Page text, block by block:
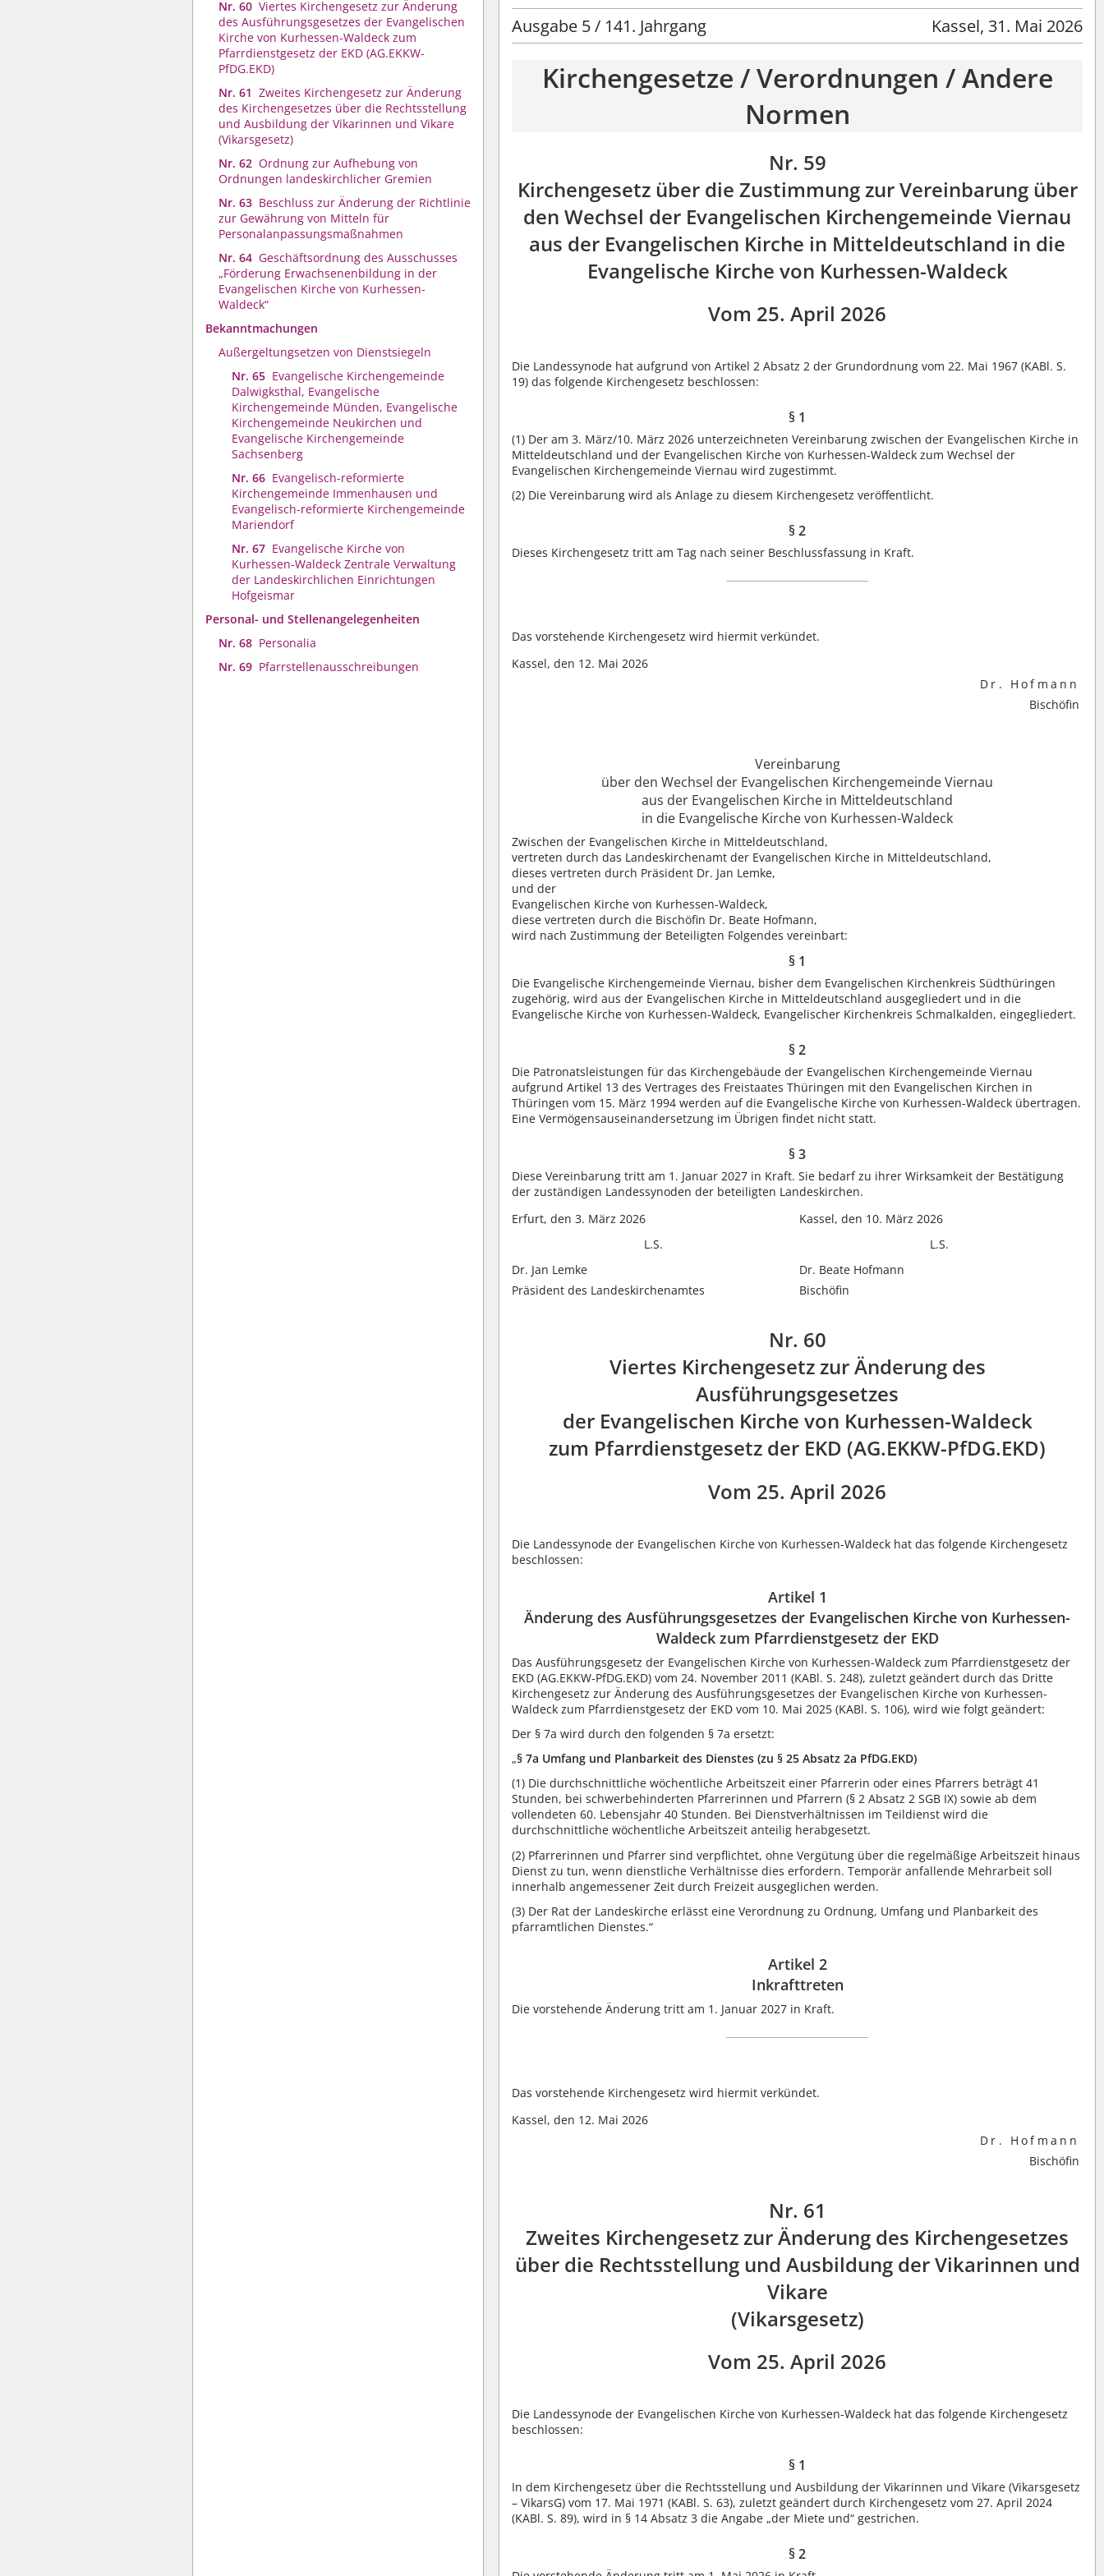
Nr. 60 Viertes Kirchengesetz zur Änderung
des Ausführungsgesetzes der Evangelischen
Kirche von Kurhessen-Waldeck zum
Pfarrdienstgesetz der EKD (AG.EKKW-
PfDG.EKD)
Nr. 61 Zweites Kirchengesetz zur Änderung
des Kirchengesetzes über die Rechtsstellung
und Ausbildung der Vikarinnen und Vikare
(Vikarsgesetz)
Nr. 62 Ordnung zur Aufhebung von
Ordnungen landeskirchlicher Gremien
Nr. 63 Beschluss zur Änderung der Richtlinie
zur Gewährung von Mitteln für
Personalanpassungsmaßnahmen
Nr. 64 Geschäftsordnung des Ausschusses
„Förderung Erwachsenenbildung in der
Evangelischen Kirche von Kurhessen-
Waldeck“
Bekanntmachungen
Außergeltungsetzen von Dienstsiegeln
Nr. 65 Evangelische Kirchengemeinde
Dalwigksthal, Evangelische
Kirchengemeinde Münden, Evangelische
Kirchengemeinde Neukirchen und
Evangelische Kirchengemeinde
Sachsenberg
Nr. 66 Evangelisch-reformierte
Kirchengemeinde Immenhausen und
Evangelisch-reformierte Kirchengemeinde
Mariendorf
Nr. 67 Evangelische Kirche von
Kurhessen-Waldeck Zentrale Verwaltung
der Landeskirchlichen Einrichtungen
Hofgeismar
Personal- und Stellenangelegenheiten
Nr. 68 Personalia
Nr. 69 Pfarrstellenausschreibungen
Ausgabe 5 / 141. Jahrgang Kassel, 31. Mai 2026
Kirchengesetze / Verordnungen / Andere
Normen
Nr. 59
Kirchengesetz über die Zustimmung zur Vereinbarung über
den Wechsel der Evangelischen Kirchengemeinde Viernau
aus der Evangelischen Kirche in Mitteldeutschland in die
Evangelische Kirche von Kurhessen-Waldeck
Vom 25. April 2026
Die Landessynode hat aufgrund von Artikel 2 Absatz 2 der Grundordnung vom 22. Mai 1967 (KABl. S.
19) das folgende Kirchengesetz beschlossen:
§ 1
(1) Der am 3. März/10. März 2026 unterzeichneten Vereinbarung zwischen der Evangelischen Kirche in
Mitteldeutschland und der Evangelischen Kirche von Kurhessen-Waldeck zum Wechsel der
Evangelischen Kirchengemeinde Viernau wird zugestimmt.
(2) Die Vereinbarung wird als Anlage zu diesem Kirchengesetz veröffentlicht.
§ 2
Dieses Kirchengesetz tritt am Tag nach seiner Beschlussfassung in Kraft.
Das vorstehende Kirchengesetz wird hiermit verkündet.
Kassel, den 12. Mai 2026
Dr. Hofmann
Bischöfin
Vereinbarung
über den Wechsel der Evangelischen Kirchengemeinde Viernau
aus der Evangelischen Kirche in Mitteldeutschland
in die Evangelische Kirche von Kurhessen-Waldeck
Zwischen der Evangelischen Kirche in Mitteldeutschland,
vertreten durch das Landeskirchenamt der Evangelischen Kirche in Mitteldeutschland,
dieses vertreten durch Präsident Dr. Jan Lemke,
und der
Evangelischen Kirche von Kurhessen-Waldeck,
diese vertreten durch die Bischöfin Dr. Beate Hofmann,
wird nach Zustimmung der Beteiligten Folgendes vereinbart:
§ 1
Die Evangelische Kirchengemeinde Viernau, bisher dem Evangelischen Kirchenkreis Südthüringen
zugehörig, wird aus der Evangelischen Kirche in Mitteldeutschland ausgegliedert und in die
Evangelische Kirche von Kurhessen-Waldeck, Evangelischer Kirchenkreis Schmalkalden, eingegliedert.
§ 2
Die Patronatsleistungen für das Kirchengebäude der Evangelischen Kirchengemeinde Viernau
aufgrund Artikel 13 des Vertrages des Freistaates Thüringen mit den Evangelischen Kirchen in
Thüringen vom 15. März 1994 werden auf die Evangelische Kirche von Kurhessen-Waldeck übertragen.
Eine Vermögensauseinandersetzung im Übrigen findet nicht statt.
§ 3
Diese Vereinbarung tritt am 1. Januar 2027 in Kraft. Sie bedarf zu ihrer Wirksamkeit der Bestätigung
der zuständigen Landessynoden der beteiligten Landeskirchen.
Erfurt, den 3. März 2026
Kassel, den 10. März 2026
L.S.
L.S.
Dr. Jan Lemke
Dr. Beate Hofmann
Präsident des Landeskirchenamtes
Bischöfin
Nr. 60
Viertes Kirchengesetz zur Änderung des
Ausführungsgesetzes
der Evangelischen Kirche von Kurhessen-Waldeck
zum Pfarrdienstgesetz der EKD (AG.EKKW-PfDG.EKD)
Vom 25. April 2026
Die Landessynode der Evangelischen Kirche von Kurhessen-Waldeck hat das folgende Kirchengesetz
beschlossen:
Artikel 1
Änderung des Ausführungsgesetzes der Evangelischen Kirche von Kurhessen-
Waldeck zum Pfarrdienstgesetz der EKD
Das Ausführungsgesetz der Evangelischen Kirche von Kurhessen-Waldeck zum Pfarrdienstgesetz der
EKD (AG.EKKW-PfDG.EKD) vom 24. November 2011 (KABl. S. 248), zuletzt geändert durch das Dritte
Kirchengesetz zur Änderung des Ausführungsgesetzes der Evangelischen Kirche von Kurhessen-
Waldeck zum Pfarrdienstgesetz der EKD vom 10. Mai 2025 (KABl. S. 106), wird wie folgt geändert:
Der § 7a wird durch den folgenden § 7a ersetzt:
„§ 7a Umfang und Planbarkeit des Dienstes (zu § 25 Absatz 2a PfDG.EKD)
(1) Die durchschnittliche wöchentliche Arbeitszeit einer Pfarrerin oder eines Pfarrers beträgt 41
Stunden, bei schwerbehinderten Pfarrerinnen und Pfarrern (§ 2 Absatz 2 SGB IX) sowie ab dem
vollendeten 60. Lebensjahr 40 Stunden. Bei Dienstverhältnissen im Teildienst wird die
durchschnittliche wöchentliche Arbeitszeit anteilig herabgesetzt.
(2) Pfarrerinnen und Pfarrer sind verpflichtet, ohne Vergütung über die regelmäßige Arbeitszeit hinaus
Dienst zu tun, wenn dienstliche Verhältnisse dies erfordern. Temporär anfallende Mehrarbeit soll
innerhalb angemessener Zeit durch Freizeit ausgeglichen werden.
(3) Der Rat der Landeskirche erlässt eine Verordnung zu Ordnung, Umfang und Planbarkeit des
pfarramtlichen Dienstes.“
Artikel 2
Inkrafttreten
Die vorstehende Änderung tritt am 1. Januar 2027 in Kraft.
Das vorstehende Kirchengesetz wird hiermit verkündet.
Kassel, den 12. Mai 2026
Dr. Hofmann
Bischöfin
Nr. 61
Zweites Kirchengesetz zur Änderung des Kirchengesetzes
über die Rechtsstellung und Ausbildung der Vikarinnen und
Vikare
(Vikarsgesetz)
Vom 25. April 2026
Die Landessynode der Evangelischen Kirche von Kurhessen-Waldeck hat das folgende Kirchengesetz
beschlossen:
§ 1
In dem Kirchengesetz über die Rechtsstellung und Ausbildung der Vikarinnen und Vikare (Vikarsgesetz
– VikarsG) vom 17. Mai 1971 (KABl. S. 63), zuletzt geändert durch Kirchengesetz vom 27. April 2024
(KABl. S. 89), wird in § 14 Absatz 3 die Angabe „der Miete und“ gestrichen.
§ 2